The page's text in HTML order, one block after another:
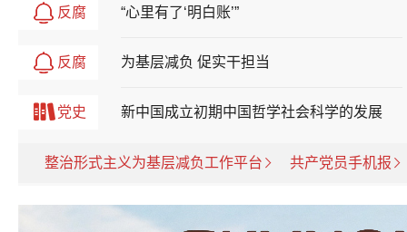
反腐 “心里有了‘明白账’”
反腐 为基层减负 促实干担当
党史 新中国成立初期中国哲学社会科学的发展
整治形式主义为基层减负工作平台 共产党员手机报